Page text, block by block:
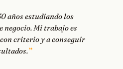
años estudiando los
negocio. Mi trabajo es
criterio y a conseguir